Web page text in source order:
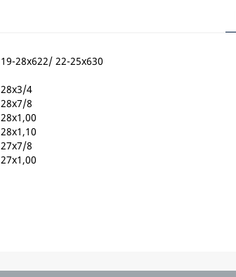
19-28x622/ 22-25x630
28x3/4
28x7/8
28x1,00
28x1,10
27x7/8
27x1,00